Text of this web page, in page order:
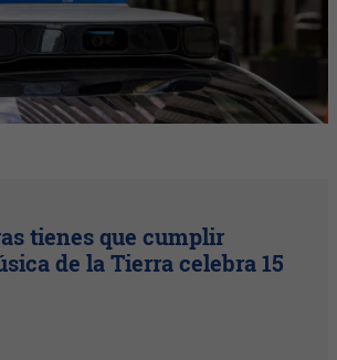
tienes que cumplir
de la Tierra celebra 15